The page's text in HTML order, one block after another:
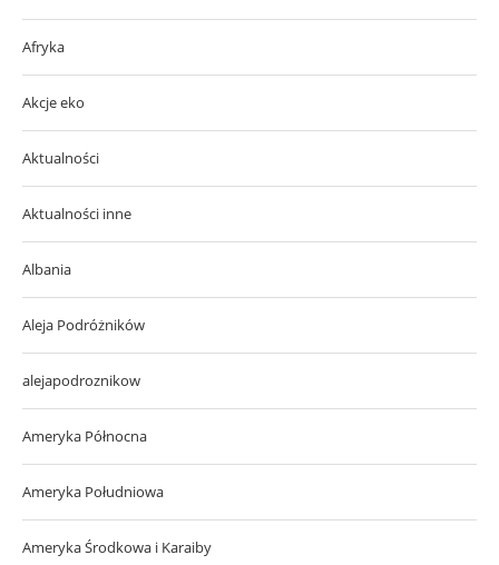
Afryka
Akcje eko
Aktualności
Aktualności inne
Albania
Aleja Podróżników
alejapodroznikow
Ameryka Północna
Ameryka Południowa
Ameryka Środkowa i Karaiby